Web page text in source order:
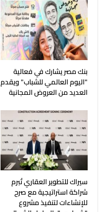
بنك مصر يشارك في فعالية
"اليوم العالمي للشباب" ويقدم
العديد من العروض المجانية
سيراك للتطوير العقاري تُبرم
شراكة استراتيجية مع صرح
للإنشاءات لتنفيذ مشروع